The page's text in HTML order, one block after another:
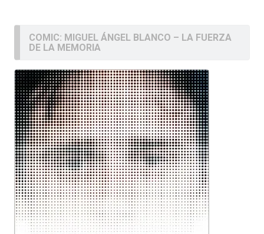
COMIC: MIGUEL ÁNGEL BLANCO – LA FUERZA
DE LA MEMORIA